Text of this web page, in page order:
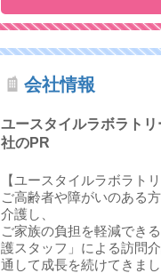
会社情報
ユースタイルラボラトリ
社のPR
【ユースタイルラボラトリ
ご高齢者や障がいのある
介護し、
ご家族の負担を軽減でき
護スタッフ」による訪問
通して成長を続けてきまし